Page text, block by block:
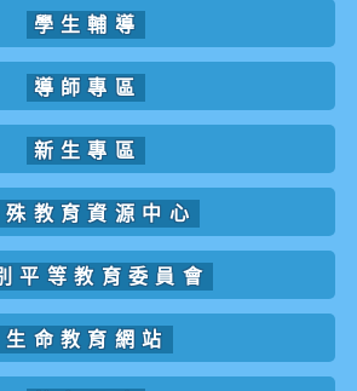
學生輔導
導師專區
新生專區
殊教育資源中心
平等教育委員會
生命教育網站